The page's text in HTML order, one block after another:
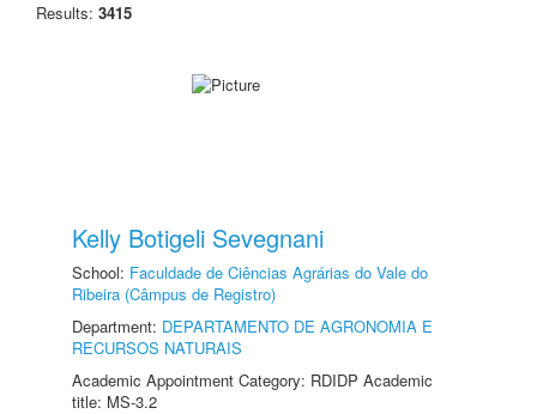
Results: 3415
Kelly Botigeli Sevegnani
School: Faculdade de Ciências Agrárias do Vale do
Ribeira (Câmpus de Registro)
Department: DEPARTAMENTO DE AGRONOMIA E
RECURSOS NATURAIS
Academic Appointment Category: RDIDP Academic
title: MS-3.2